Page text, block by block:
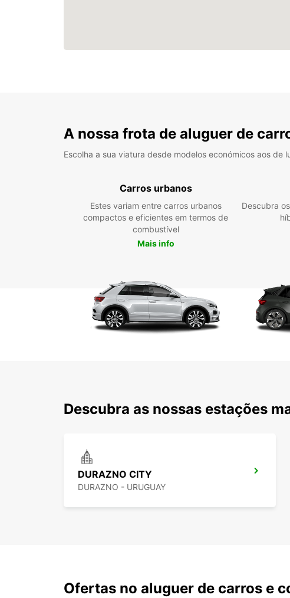
A nossa frota de aluguer de
Escolha a sua viatura desde modelos económicos aos de
Carros urbanos
Estes variam entre carros urbanos
compactos e eficientes em termos de
combustível
Mais info
Descubra
Descubra as nossas estações
DURAZNO CITY
DURAZNO - URUGUAY
Ofertas no aluguer de carros e